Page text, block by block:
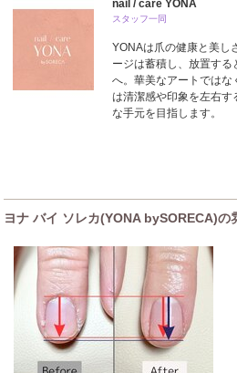
nail / care YONA
スタッフ一同
YONAは爪の健康と美し
ージは蓄積し、放置す
へ。華美なアートではな
は清潔感や印象を左右
な手元を目指します。
ヨナ バイ ソレカ(YONA bySORECA)の